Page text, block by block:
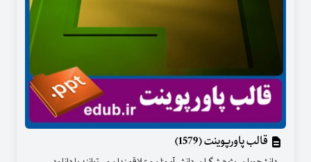
قالب پاورپوینت (1579)